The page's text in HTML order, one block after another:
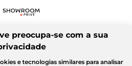
preocupa-se com a sua
e tecnologias similares para analisar